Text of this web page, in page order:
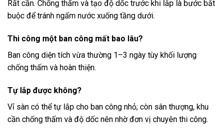
Rất cần. Chống thấm và tạo độ dốc trước khi lắp là bước bắt
buộc để tránh ngấm nước xuống tầng dưới.
Thi công một ban công mất bao lâu?
Ban công diện tích vừa thường 1–3 ngày tùy khối lượng
chống thấm và hoàn thiện.
Tự lắp được không?
Vỉ sàn có thể tự lắp cho ban công nhỏ; còn sân thượng, khu
cần chống thấm và độ dốc nên nhờ đơn vị chuyên thi công.